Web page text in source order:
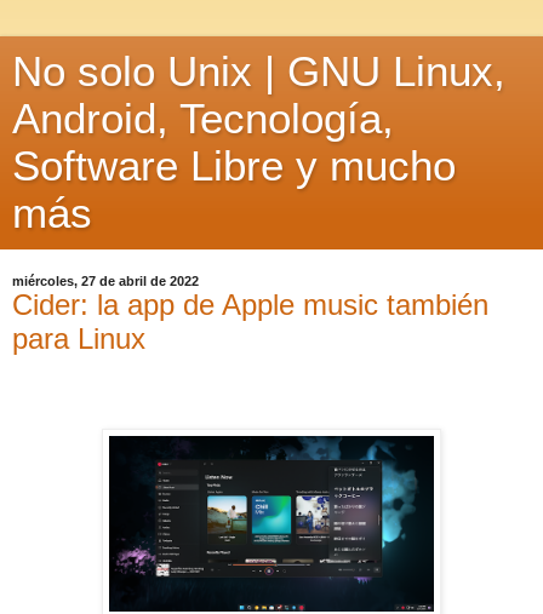
No solo Unix | GNU Linux,
Android, Tecnología,
Software Libre y mucho
más
miércoles, 27 de abril de 2022
Cider: la app de Apple music también
para Linux